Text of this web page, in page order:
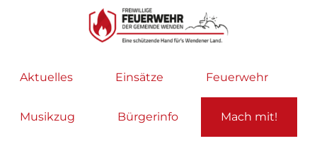
Hauptnavigation
Feuerwehr
helfen
selbstverständlich!
Aktuelles Einsätze Feuerwehr
Musikzug Bürgerinfo Mach mit!